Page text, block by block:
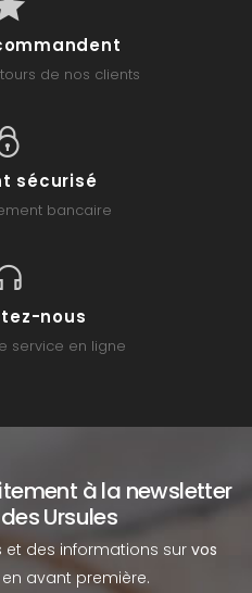
de nos clients
sécurisé
bancaire
nous
service en ligne
à la newsletter
Ursules
et des informations sur vos
en avant première.